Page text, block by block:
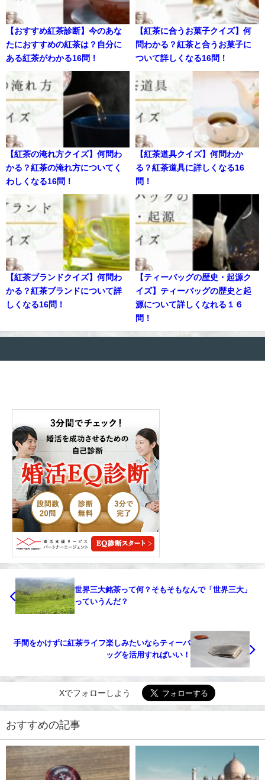
【おすすめ紅茶診断】今のあな
たにおすすめの紅茶は？自分に
ある紅茶がわかる16問！
【紅茶に合うお菓子クイズ】何
問わかる？紅茶と合うお菓子に
ついて詳しくなる16問！
【紅茶の淹れ方クイズ】何問わ
かる？紅茶の淹れ方についてく
わしくなる16問！
【紅茶道具クイズ】何問わか
る？紅茶道具に詳しくなる16
問！
【紅茶ブランドクイズ】何問わ
かる？紅茶ブランドについて詳
しくなる16問！
【ティーバッグの歴史・起源ク
イズ】ティーバッグの歴史と起
源について詳しくなれる１６
問！
世界三大銘茶って何？そもそもなんで「世界三大」
っていうんだ？￼
手間をかけずに紅茶ライフ楽しみたいならティーバ
ッグを活用すればいい！
Xでフォローしよう
おすすめの記事